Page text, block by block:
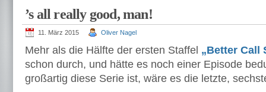
’s all really good, man!
11. März 2015 Oliver Nagel
Mehr als die Hälfte der ersten Staffel „Better Call
schon durch, und hätte es noch einer Episode
großartig diese Serie ist, wäre es die letzte,